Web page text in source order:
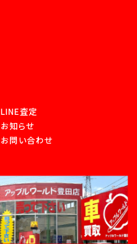
LINE査定
お知らせ
お問い合わせ